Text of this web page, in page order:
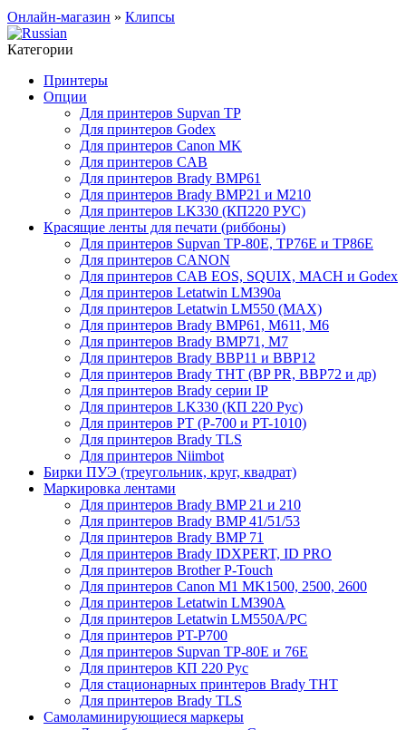
Онлайн-магазин » Клипсы
Категории
Принтеры
Опции
Для принтеров Supvan TP
Для принтеров Godex
Для принтеров Canon MK
Для принтеров CAB
Для принтеров Brady BMP61
Для принтеров Brady BMP21 и M210
Для принтеров LK330 (КП220 РУС)
Красящие ленты для печати (риббоны)
Для принтеров Supvan TP-80E, TP76E и TP86E
Для принтеров CANON
Для принтеров CAB EOS, SQUIX, MACH и Godex
Для принтеров Letatwin LM390a
Для принтеров Letatwin LM550 (MAX)
Для принтеров Brady BMP61, M611, M6
Для принтеров Brady BMP71, M7
Для принтеров Brady BBP11 и BBP12
Для принтеров Brady THT (BP PR, BBP72 и др)
Для принтеров Brady серии IP
Для принтеров LK330 (КП 220 Рус)
Для принтеров PT (P-700 и PT-1010)
Для принтеров Brady TLS
Для принтеров Niimbot
Бирки ПУЭ (треугольник, круг, квадрат)
Маркировка лентами
Для принтеров Brady BMP 21 и 210
Для принтеров Brady BMP 41/51/53
Для принтеров Brady BMP 71
Для принтеров Brady IDXPERT, ID PRO
Для принтеров Brother P-Touch
Для принтеров Canon M1 MK1500, 2500, 2600
Для принтеров Letatwin LM390A
Для принтеров Letatwin LM550A/PC
Для принтеров PT-P700
Для принтеров Supvan TP-80E и 76E
Для принтеров КП 220 Рус
Для стационарных принтеров Brady THT
Для принтеров Brady TLS
Самоламинирующиеся маркеры